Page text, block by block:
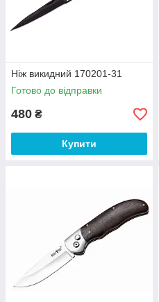
Ніж викидний 170201-31
Готово до відправки
480 ₴
Купити